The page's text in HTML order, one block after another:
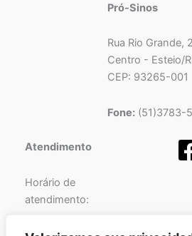
Pró-Sinos
Rua Rio Grande,
Centro - Esteio/
CEP: 93265-001
Fone:(51)3783-
Atendimento
Horário de
atendimento: